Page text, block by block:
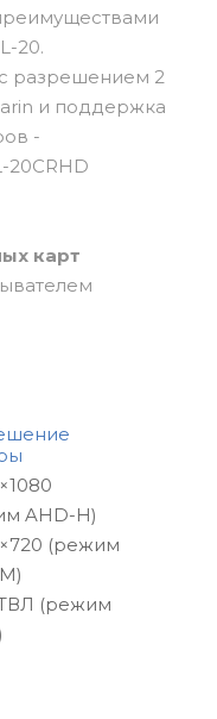
20.
разрешением 2
и поддержка
-
20CRHD
карт
Панель может
всем,
с углом
Full HD снимки
сможете
ИК
в дверь даже
AHD-H)
(режим
ТВЛ (режим